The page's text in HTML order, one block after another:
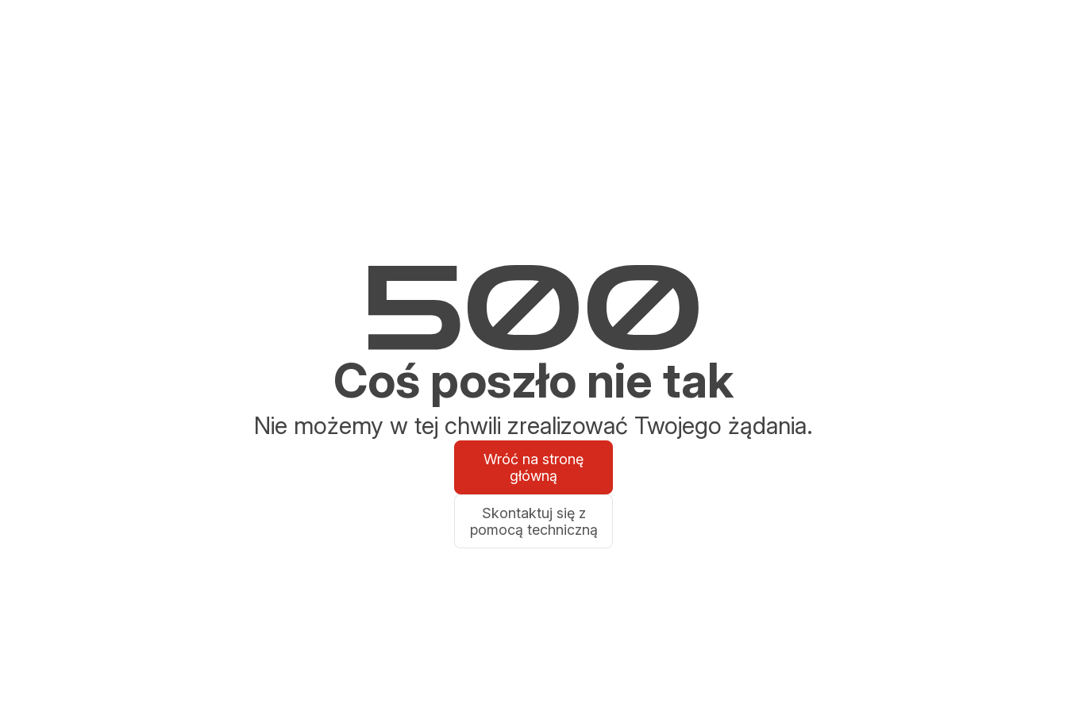
Coś poszło nie tak
Nie możemy w tej chwili zrealizować Twojego żądania.
Wróć na stronę
główną
Skontaktuj się z
pomocą techniczną